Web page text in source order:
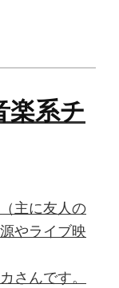
系チ
主に友人の
やライブ映
さんです。